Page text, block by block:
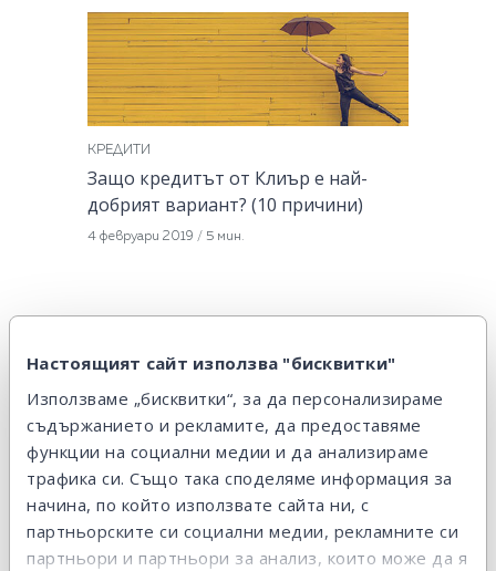
Настоящият сайт използва "бисквитки"
Използваме „бисквитки“, за да персонализираме
съдържанието и рекламите, да предоставяме
функции на социални медии и да анализираме
трафика си. Също така споделяме информация за
начина, по който използвате сайта ни, с
партньорските си социални медии, рекламните си
партньори и партньори за анализ, които може да я
КРЕДИТИ
Защо кредитът от Клиър е най-
добрият вариант? (10 причини)
4 февруари 2019 / 5 мин.
КРЕДИТИ
Застраховка по кредит: да или не?
13 април 2016